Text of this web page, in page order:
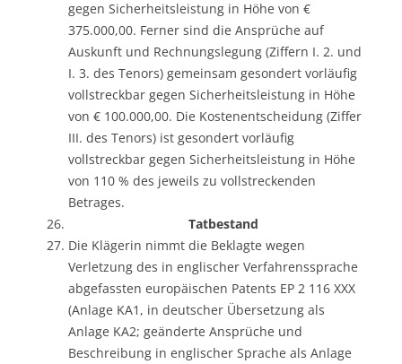
gegen Sicherheitsleistung in Höhe von €
375.000,00. Ferner sind die Ansprüche auf
Auskunft und Rechnungslegung (Ziffern I. 2. und
I. 3. des Tenors) gemeinsam gesondert vorläufig
vollstreckbar gegen Sicherheitsleistung in Höhe
von € 100.000,00. Die Kostenentscheidung (Ziffer
III. des Tenors) ist gesondert vorläufig
vollstreckbar gegen Sicherheitsleistung in Höhe
von 110 % des jeweils zu vollstreckenden
Betrages.
Tatbestand
Die Klägerin nimmt die Beklagte wegen
Verletzung des in englischer Verfahrenssprache
abgefassten europäischen Patents EP 2 116 XXX
(Anlage KA1, in deutscher Übersetzung als
Anlage KA2; geänderte Ansprüche und
Beschreibung in englischer Sprache als Anlage